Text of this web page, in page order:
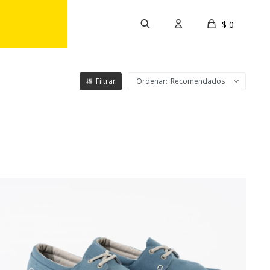
$ 0
Recomendados